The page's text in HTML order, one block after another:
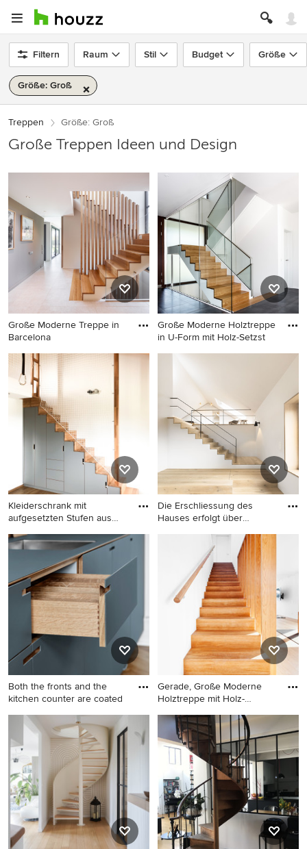
Filtern Raum Stil Budget Größe
Größe: Groß
Treppen Größe: Groß
Große Treppen Ideen und Design
Große Moderne Treppe in
Barcelona
Große Moderne Treppe in
Barcelona
Große Moderne Holztreppe
in U-Form mit Holz-Setzst
Große Moderne Holztreppe
Setzstufen in Frankfurt am
Main
Kleiderschrank mit
aufgesetzten Stufen aus
Große Moderne Treppe in
München
Die Erschliessung des
Hauses erfolgt über
Große Nordische Treppe in
Both the fronts and the
kitchen counter are coated
Große Treppe in
Kopenhagen
Gerade, Große Moderne
Holztreppe mit Holz-
Gerade, Große Moderne
Holztreppe mit Holz-
Setzstufen in Köln